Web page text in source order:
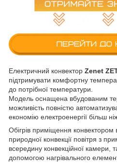
Електричний конвектор Zenet
підтримувати комфортну
до потрібної температури.
Модель оснащена вбудованим
можливість повністю
економію електроенергії більш
Обігрів приміщення конвектором
природної конвекції повітря з
всередину конвекційної камери,
допомогою нагрівального